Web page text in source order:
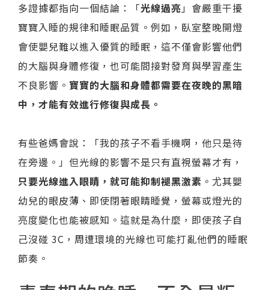
多證據都指向一個結論：「光線過亮 」會嚴重干擾
寶寶入睡的規律和睡眠品質。例如，臥室整晚開燈
會使嬰兒難以進入優質的睡眠，這不僅會影響他們
的大腦與身體修復，也可能間接對發育與學習產生
不良影響。 寶寶的大腦和身體都需要在夜晚的黑暗
中，才能有效進行修復與成長。
有些爸媽會說：「我的孩子不看手機啊，他只是待
在旁邊。」但光線的影響不是只有直視螢幕才有，
只要光線進入眼睛，就可能抑制褪黑激素 。尤其嬰
幼兒的眼皮薄、即使閉著眼睛睡覺，螢幕或燈光的
亮度變化也能被感知。這就是為什麼，即使孩子自
己沒碰 3C，周遭環境的光線也可能打亂他們的睡眠
節奏。